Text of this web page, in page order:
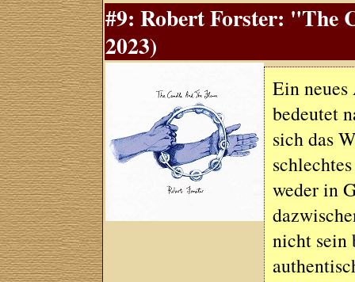
#9: Robert Forster: "The
2023)
Ein
bedeutet
sich das
weder in
nicht sein